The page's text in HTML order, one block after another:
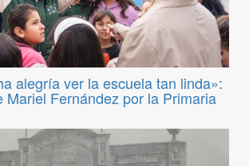
alegría ver la escuela tan linda»:
Mariel Fernández por la Primaria